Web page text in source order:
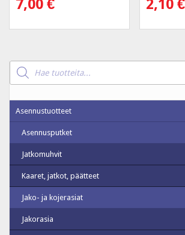
7,00 € 2,10€
Products
search
Asennustuotteet
Asennusputket
Jatkomuhvit
Kaaret, jatkot, päätteet
Jako- ja kojerasiat
Jakorasia